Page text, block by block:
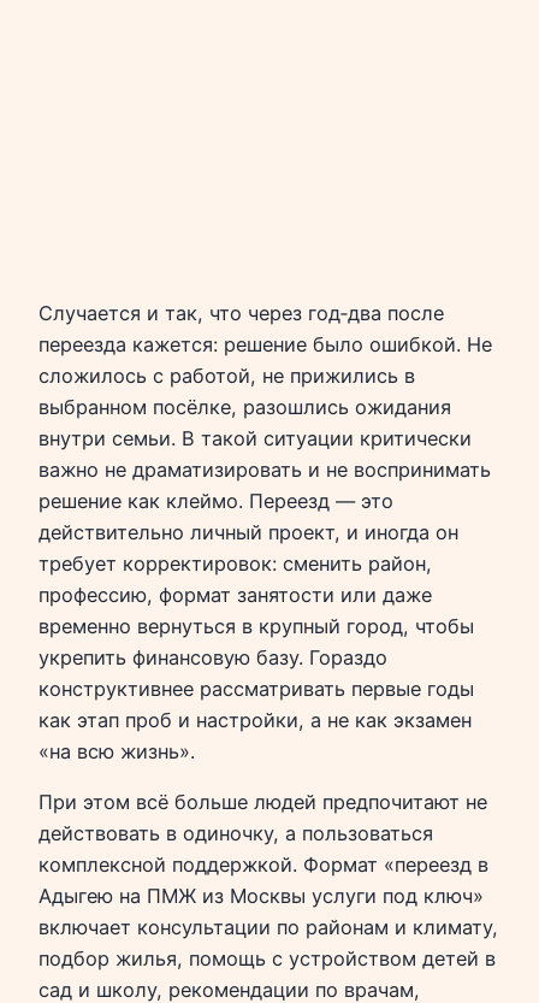
Случается и так, что через год‑два после
переезда кажется: решение было ошибкой. Не
сложилось с работой, не прижились в
выбранном посёлке, разошлись ожидания
внутри семьи. В такой ситуации критически
важно не драматизировать и не воспринимать
решение как клеймо. Переезд — это
действительно личный проект, и иногда он
требует корректировок: сменить район,
профессию, формат занятости или даже
временно вернуться в крупный город, чтобы
укрепить финансовую базу. Гораздо
конструктивнее рассматривать первые годы
как этап проб и настройки, а не как экзамен
«на всю жизнь».
При этом всё больше людей предпочитают не
действовать в одиночку, а пользоваться
комплексной поддержкой. Формат «переезд в
Адыгею на ПМЖ из Москвы услуги под ключ»
включает консультации по районам и климату,
подбор жилья, помощь с устройством детей в
сад и школу, рекомендации по врачам,